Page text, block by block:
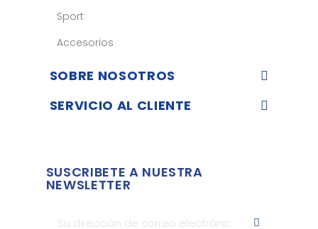
Sport
Accesorios
SOBRE NOSOTROS
SERVICIO AL CLIENTE
SUSCRIBETE A NUESTRA
NEWSLETTER